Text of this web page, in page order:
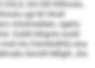
khl DB Klllhoslo,
sgl kll Hlodl
mhdmeälelo, sgeho
Eolldl klkgme aodd
klo Demklidhlls eoa
llsmllll Mllglll „lho